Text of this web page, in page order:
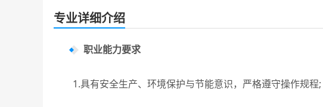
专业详细介绍
职业能力要求
1.具有安全生产、环境保护与节能意识，严格遵守操作规程;